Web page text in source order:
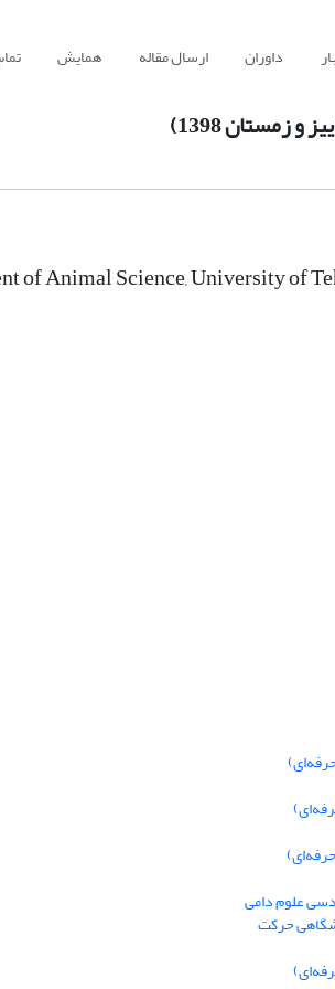
داوران ارسال مقاله همایش
1398)
of Animal Science, University of
علوم دامی
حرکت